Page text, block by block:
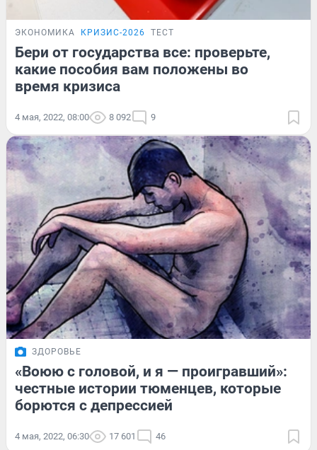
ЭКОНОМИКА КРИЗИС-2026 ТЕСТ
Бери от государства все: проверьте,
какие пособия вам положены во
время кризиса
4 мая, 2022, 08:00 8 092 9
ЗДОРОВЬЕ
«Воюю с головой, и я — проигравший»:
честные истории тюменцев, которые
борются с депрессией
4 мая, 2022, 06:30 17 601 46